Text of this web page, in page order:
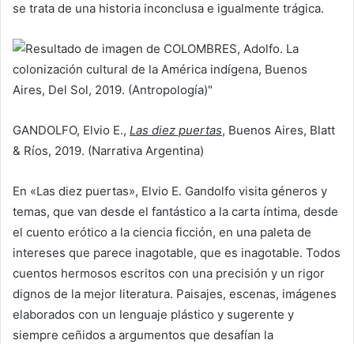
se trata de una historia inconclusa e igualmente trágica.
GANDOLFO, Elvio E., Las diez puertas, Buenos Aires, Blatt
& Ríos, 2019. (Narrativa Argentina)
En «Las diez puertas», Elvio E. Gandolfo visita géneros y
temas, que van desde el fantástico a la carta íntima, desde
el cuento erótico a la ciencia ficción, en una paleta de
intereses que parece inagotable, que es inagotable. Todos
cuentos hermosos escritos con una precisión y un rigor
dignos de la mejor literatura. Paisajes, escenas, imágenes
elaborados con un lenguaje plástico y sugerente y
siempre ceñidos a argumentos que desafían la